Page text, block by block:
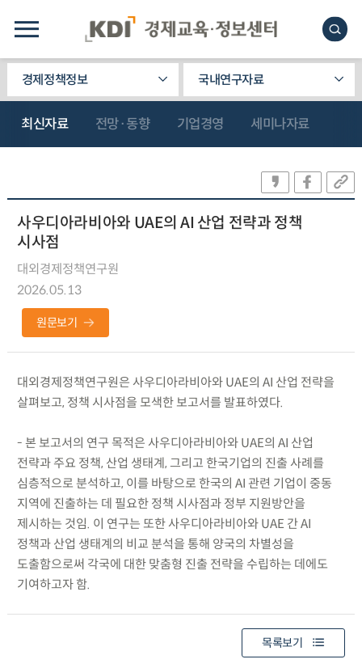
경제정책정보 국내연구자료
최신자료 전망·동향 기업경영 세미나자료
사우디아라비아와 UAE의 AI 산업 전략과 정책
시사점
대외경제정책연구원
2026.05.13
원문보기
대외경제정책연구원은 사우디아라비아와 UAE의 AI 산업 전략을
살펴보고, 정책 시사점을 모색한 보고서를 발표하였다.
- 본 보고서의 연구 목적은 사우디아라비아와 UAE의 AI 산업
전략과 주요 정책, 산업 생태계, 그리고 한국기업의 진출 사례를
심층적으로 분석하고, 이를 바탕으로 한국의 AI 관련 기업이 중동
지역에 진출하는 데 필요한 정책 시사점과 정부 지원방안을
제시하는 것임. 이 연구는 또한 사우디아라비아와 UAE 간 AI
정책과 산업 생태계의 비교 분석을 통해 양국의 차별성을
도출함으로써 각국에 대한 맞춤형 진출 전략을 수립하는 데에도
기여하고자 함.
목록보기